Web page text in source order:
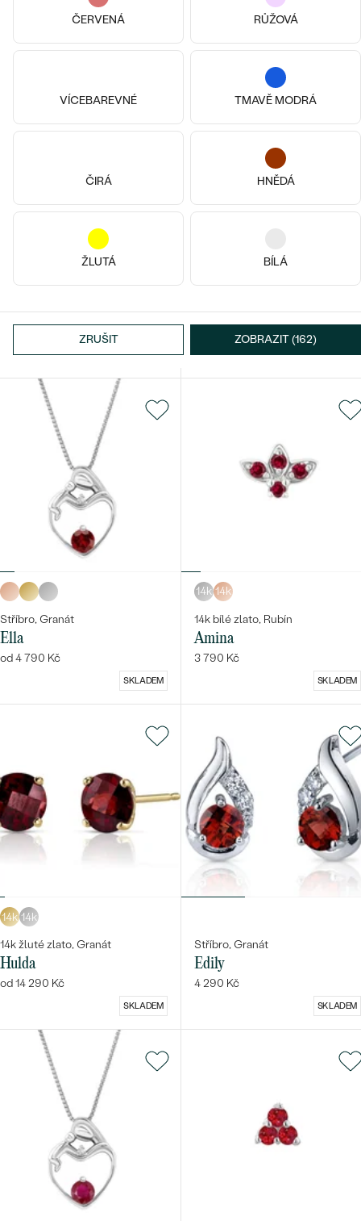
ČERVENÁ RŮŽOVÁ
VÍCEBAREVNÉ TMAVĚ MODRÁ
ČIRÁ HNĚDÁ
ŽLUTÁ BÍLÁ
ZRUŠIT ZOBRAZIT (162)
14k růžové zlato, Rubín
Emma 1 290 Kč
Bahia
SKLADEM
Norma
1 790 Kč
SKLADEM
Stříbro, Granát
Ella
od 4 790 Kč
SKLADEM
14k 14k
14k bílé zlato, Rubín
Amina
3 790 Kč
SKLADEM
14k 14k
14k žluté zlato, Granát
Hulda
od 14 290 Kč
SKLADEM
Stříbro, Granát
Edily
4 290 Kč
SKLADEM